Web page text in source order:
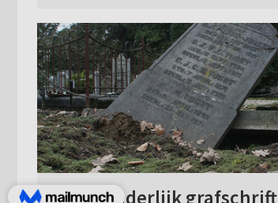
Wonderlijk grafschrift